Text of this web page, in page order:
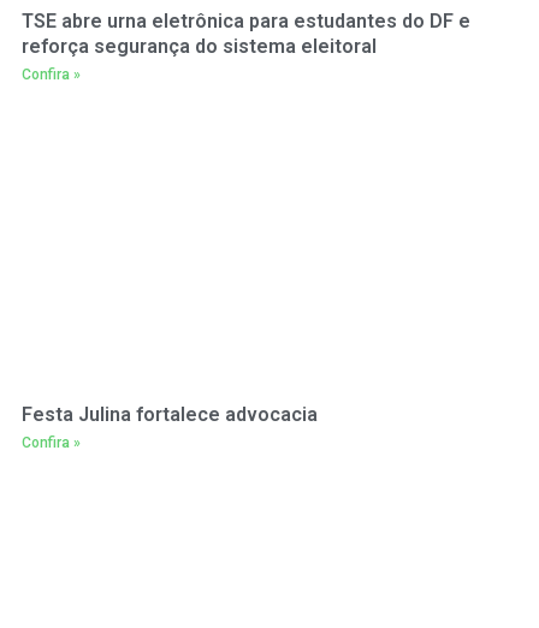
TSE abre urna eletrônica para estudantes do DF e
reforça segurança do sistema eleitoral
Confira »
Festa Julina fortalece advocacia
Confira »